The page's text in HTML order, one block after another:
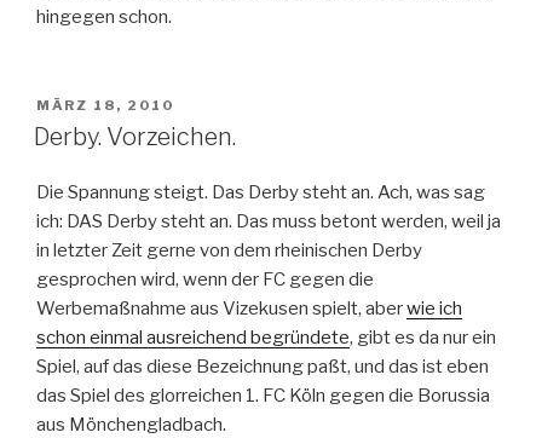
hingegen schon.
VERÖFFENTLICHT
AM
MÄRZ 18, 2010
Derby. Vorzeichen.
Die Spannung steigt. Das Derby steht an. Ach, was sag
ich: DAS Derby steht an. Das muss betont werden, weil ja
in letzter Zeit gerne von dem rheinischen Derby
gesprochen wird, wenn der FC gegen die
Werbemaßnahme aus Vizekusen spielt, aberwie ich
schon einmal ausreichend begründete, gibt es da nur ein
Spiel, auf das diese Bezeichnung paßt, und das ist eben
das Spiel des glorreichen 1. FC Köln gegen die Borussia
aus Mönchengladbach.